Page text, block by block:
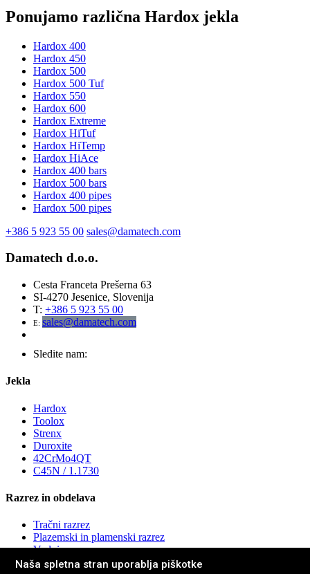
Ponujamo različna Hardox jekla
Hardox 400
Hardox 450
Hardox 500
Hardox 500 Tuf
Hardox 550
Hardox 600
Hardox Extreme
Hardox HiTuf
Hardox HiTemp
Hardox HiAce
Hardox 400 bars
Hardox 500 bars
Hardox 400 pipes
Hardox 500 pipes
+386 5 923 55 00 sales@damatech.com
Damatech d.o.o.
Cesta Franceta Prešerna 63
SI-4270 Jesenice, Slovenija
T: +386 5 923 55 00
E: sales@damatech.com
Sledite nam:
Jekla
Hardox
Toolox
Strenx
Duroxite
42CrMo4QT
C45N / 1.1730
Razrez in obdelava
Tračni razrez
Plazemski in plamenski razrez
Vodni razrez
CNC rezkanje in brušenje
Naša spletna stran uporablja piškotke